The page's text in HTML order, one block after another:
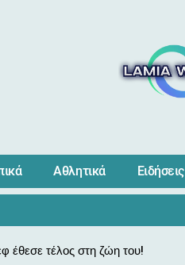
Αθλητικά Ειδήσεις
τέλος στη ζώη του!